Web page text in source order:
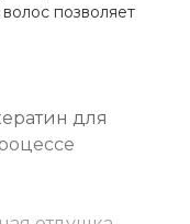
позволяет
для